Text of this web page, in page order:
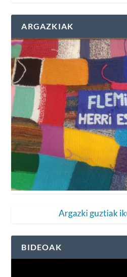
ARGAZKIAK
BIDEOAK